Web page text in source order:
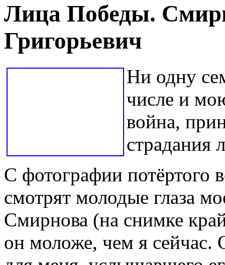
Лица Победы.
Григорьевич
Ни одну
числе и
война,
С фотографии потёртого
смотрят молодые глаза
Смирнова (на снимке
он моложе, чем я сейчас.